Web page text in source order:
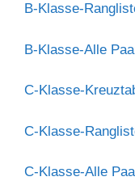
B-Klasse-
B-Klasse-Alle
C-Klasse-
C-Klasse-
C-Klasse-Alle